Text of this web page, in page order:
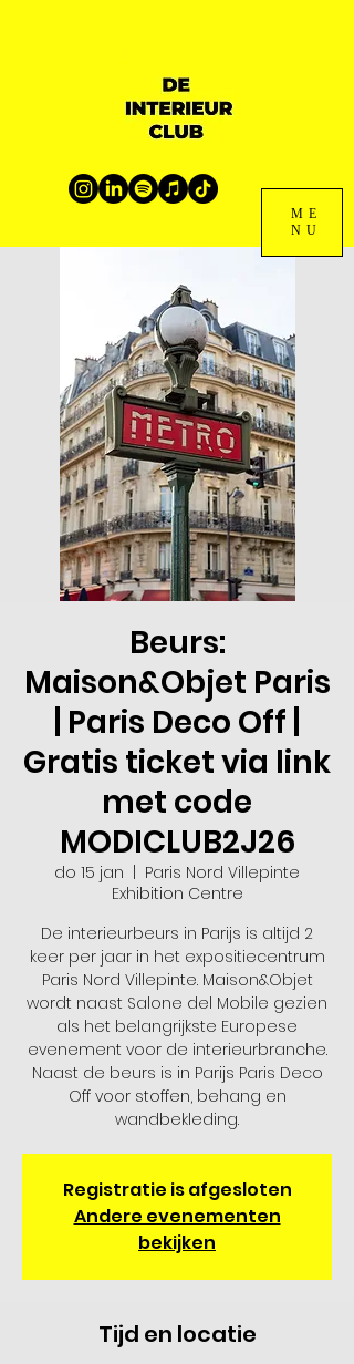
ME
NU
Beurs:
Maison&Objet Paris
| Paris Deco Off |
Gratis ticket via link
met code
MODICLUB2J26
do 15 jan
Paris Nord Villepinte
Exhibition Centre
De interieurbeurs in Parijs is altijd 2
keer per jaar in het expositiecentrum
Paris Nord Villepinte. Maison&Objet
wordt naast Salone del Mobile gezien
als het belangrijkste Europese
evenement voor de interieurbranche.
Naast de beurs is in Parijs Paris Deco
Off voor stoffen, behang en
wandbekleding.
Registratie is afgesloten
Andere evenementen
bekijken
Tijd en locatie